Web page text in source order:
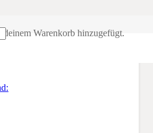
deinem Warenkorb hinzugefügt.